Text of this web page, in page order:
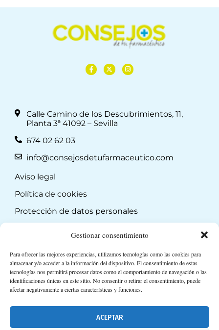
Gestionar consentimiento
Para ofrecer las mejores experiencias, utilizamos tecnologías como las cookies para
almacenar y/o acceder a la información del dispositivo. El consentimiento de estas
tecnologías nos permitirá procesar datos como el comportamiento de navegación o las
identificaciones únicas en este sitio. No consentir o retirar el consentimiento, puede
afectar negativamente a ciertas características y funciones.
ACEPTAR
Calle Camino de los Descubrimientos, 11,
Planta 3ª 41092 – Sevilla
674 02 62 03
info@consejosdetufarmaceutico.com
Aviso legal
Política de cookies
Protección de datos personales